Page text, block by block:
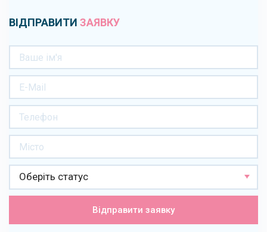
ВІДПРАВИТИ ЗАЯВКУ
Оберіть статус
Відправити заявку